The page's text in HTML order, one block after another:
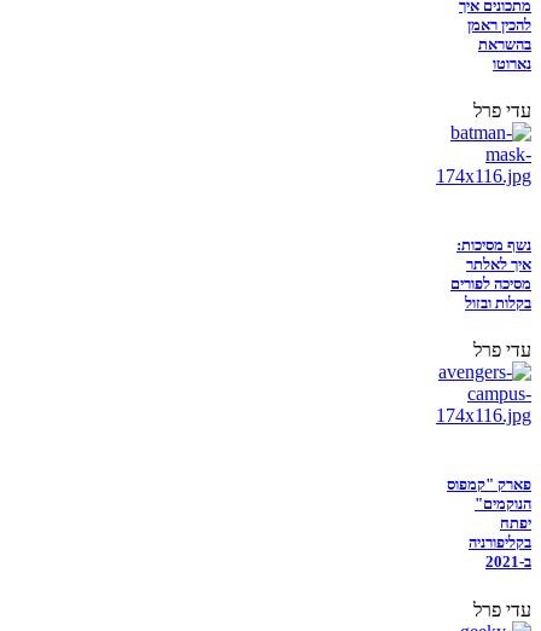
מתכונים איך
להכין ראמן
בהשראת
נארוטו
עדי פרל
נשף מסיכות:
איך לאלתר
מסיכה לפורים
בקלות ובזול
עדי פרל
פארק "קמפוס
הנוקמים"
יפתח
בקליפורניה
ב-2021
עדי פרל